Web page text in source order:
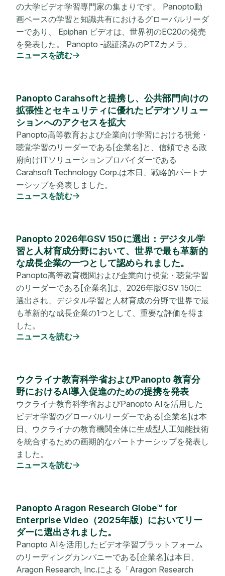
の大学ビデオ学習専門家の集まりです。 Panopto動
画ベースの学習と知識共有におけるグローバルリーダ
ーであり、 Epiphan ビデオは、世界初のEC20の発売
を発表した。 Panopto -認証済みのPTZカメラ。
ニュースを読む
Panopto Carahsoftと提携し、公共部門向けの
拡張性とセキュリティに優れたビデオソリュー
ションへのアクセスを拡大
Panopto高等教育および企業向け学習における視覚・
聴覚学習のリーダーである[企業名]と、信頼できる政
府向けITソリューションプロバイダーである
Carahsoft Technology Corp.は本日、戦略的パートナ
ーシップを発表しました。
ニュースを読む
Panopto 2026年GSV 150に選出：デジタル学
習と人材育成分野において、世界で最も革新的
な成長企業の一つとして認められました。
Panopto高等教育機関および企業向け視覚・聴覚学習
のリーダーである[企業名]は、2026年版GSV 150に
選出され、デジタル学習と人材育成の分野で世界で最
も革新的な成長企業の1つとして、重要な評価を得ま
した。
ニュースを読む
ウクライナ教育科学省およびPanopto 教育分
野におけるAI導入促進のための提携を発表
ウクライナ教育科学省およびPanopto AIを活用した
ビデオ学習のグローバルリーダーである[企業名]は本
日、ウクライナの教育機関全体に生成型人工知能技術
を統合するための画期的なパートナーシップを発表し
ました。
ニュースを読む
Panopto Aragon Research Globe™ for
Enterprise Video（2025年版）においてリー
ダーに選出されました。
Panopto AIを活用したビデオ学習プラットフォーム
のリーディングカンパニーである[企業名]は本日、
Aragon Research, Inc.による「Aragon Research